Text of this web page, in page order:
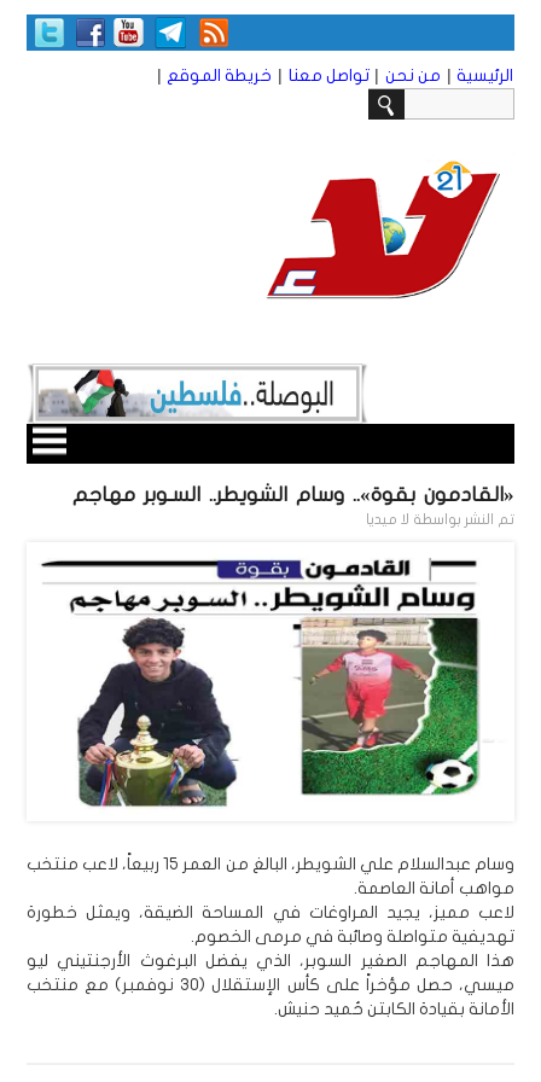
الرئيسية | من نحن | تواصل معنا | خريطة الموقع |
«القادمون بقوة».. وسام الشويطر.. السـوبر مهاجم
تم النشر بواسطة لا ميديا
وسام عبدالسلام علي الشويطر، البالغ من العمر 15 ربيعاً، لاعب منتخب
مواهب أمانة العاصمة.
لاعب مميز، يجيد المراوغات في المساحة الضيقة، ويمثل خطورة
تهديفية متواصلة وصائبة في مرمى الخصوم.
هذا المهاجم الصغير السوبر، الذي يفضل البرغوث الأرجنتيني ليو
ميسي، حصل مؤخراً على كأس الإستقلال (30 نوفمبر) مع منتخب
الأمانة بقيادة الكابتن حُميد حنيش.